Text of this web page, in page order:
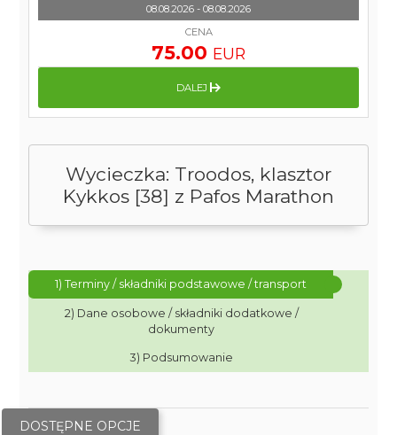
Wycieczka: Troodos, klasztor
Kykkos [38] z Pafos Marathon
1) Terminy / składniki podstawowe / transport
2) Dane osobowe / składniki dodatkowe /
dokumenty
3) Podsumowanie
DOSTĘPNE OPCJE
08.08.2026 - 08.08.2026
CENA
75.00 EUR
DALEJ